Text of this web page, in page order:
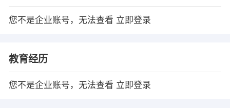
您不是企业账号，无法查看 立即登录
教育经历
您不是企业账号，无法查看 立即登录